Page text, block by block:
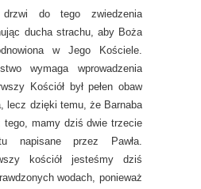
drzwi do tego zwiedzenia
ducha strachu, aby Boża
w Jego Kościele.
wymaga wprowadzenia
Kościół był pełen obaw
lecz dzięki temu, że Barnaba
tego, mamy dziś dwie trzecie
napisane przez Pawła.
kościół jesteśmy dziś
wodach, ponieważ